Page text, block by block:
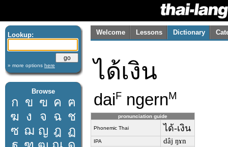
Lookup:
» more options here
Browse
ก ข ฃ ค ฅ
ฆ ง จ ฉ ช
ซ ฌ ญ ฎ ฏ
Welcome Lessons Dictionary
ได้เงิน
daiF ngernM
pronunciation guide
Phonemic Thai ได้-เงิน
IPA dâj ŋɤn